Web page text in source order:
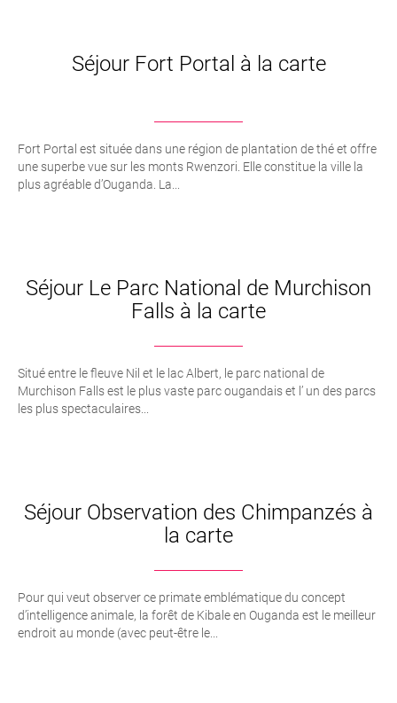
Séjour Fort Portal à la carte
Fort Portal est située dans une région de plantation de thé et offre
une superbe vue sur les monts Rwenzori. Elle constitue la ville la
plus agréable d’Ouganda. La...
Séjour Le Parc National de Murchison
Falls à la carte
Situé entre le fleuve Nil et le lac Albert, le parc national de
Murchison Falls est le plus vaste parc ougandais et l’ un des parcs
les plus spectaculaires...
Séjour Observation des Chimpanzés à
la carte
Pour qui veut observer ce primate emblématique du concept
d’intelligence animale, la forêt de Kibale en Ouganda est le meilleur
endroit au monde (avec peut-être le...